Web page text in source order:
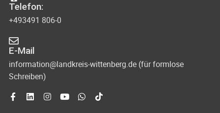
Telefon:
+493491 806-0
E-Mail
information@landkreis-wittenberg.de (für formlose
Schreiben)